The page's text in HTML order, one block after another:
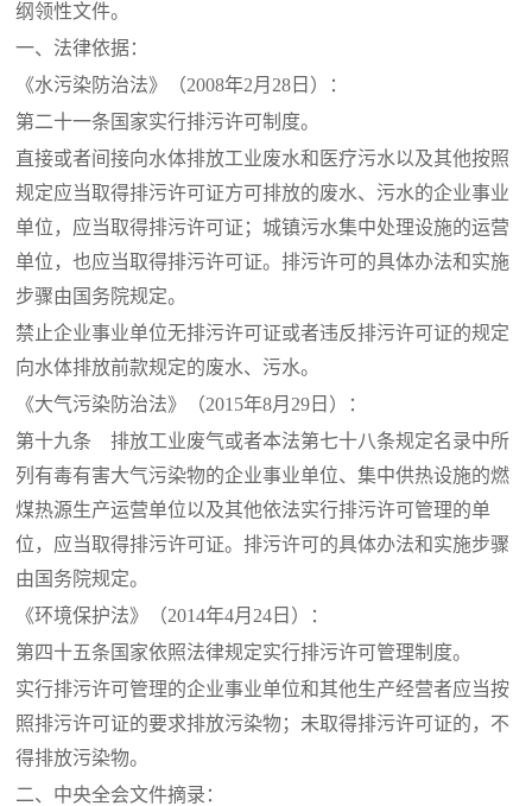
纲领性文件。
一、法律依据：
《水污染防治法》（2008年2月28日）：
第二十一条国家实行排污许可制度。
直接或者间接向水体排放工业废水和医疗污水以及其他按照
规定应当取得排污许可证方可排放的废水、污水的企业事业
单位，应当取得排污许可证；城镇污水集中处理设施的运营
单位，也应当取得排污许可证。排污许可的具体办法和实施
步骤由国务院规定。
禁止企业事业单位无排污许可证或者违反排污许可证的规定
向水体排放前款规定的废水、污水。
《大气污染防治法》（2015年8月29日）：
第十九条 排放工业废气或者本法第七十八条规定名录中所
列有毒有害大气污染物的企业事业单位、集中供热设施的燃
煤热源生产运营单位以及其他依法实行排污许可管理的单
位，应当取得排污许可证。排污许可的具体办法和实施步骤
由国务院规定。
《环境保护法》（2014年4月24日）：
第四十五条国家依照法律规定实行排污许可管理制度。
实行排污许可管理的企业事业单位和其他生产经营者应当按
照排污许可证的要求排放污染物；未取得排污许可证的，不
得排放污染物。
二、中央全会文件摘录：